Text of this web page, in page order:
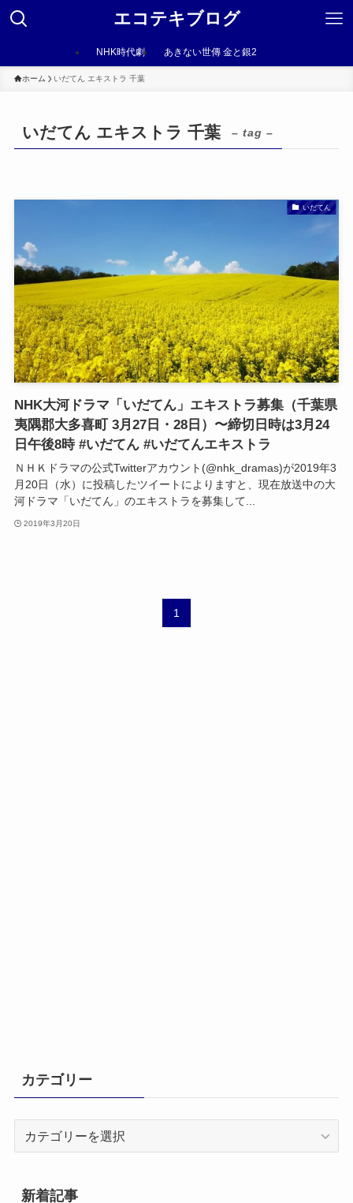
エコテキブログ
NHK時代劇 あきない世傳 金と銀2
ホーム いだてん エキストラ 千葉
いだてん エキストラ 千葉 – tag –
いだてん
NHK大河ドラマ「いだてん」エキストラ募集（千葉県
夷隅郡大多喜町 3月27日・28日）〜締切日時は3月24
日午後8時 #いだてん #いだてんエキストラ
ＮＨＫドラマの公式Twitterアカウント(@nhk_dramas)が2019年3
月20日（水）に投稿したツイートによりますと、現在放送中の大
河ドラマ「いだてん」のエキストラを募集して...
2019年3月20日
1
カテゴリー
リ
新着記事